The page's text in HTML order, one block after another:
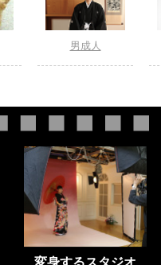
男成人